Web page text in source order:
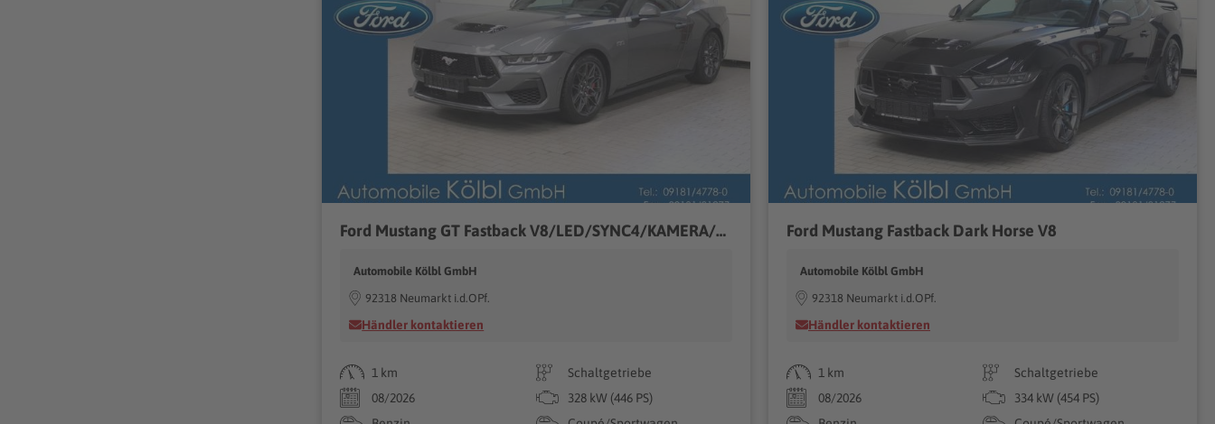
Ford Mustang GT Fastback V8/LED/SYNC4/KAMERA/B&O/
Automobile Kölbl GmbH
92318 Neumarkt i.d.OPf.
Händler kontaktieren
1 km
Schaltgetriebe
08/2026
328 kW (446 PS)
Ford Mustang Fastback Dark Horse V8
Automobile Kölbl GmbH
92318 Neumarkt i.d.OPf.
Händler kontaktieren
1 km
Schaltgetriebe
08/2026
334 kW (454 PS)